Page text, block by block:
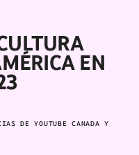
EN
DE YOUTUBE CANADA Y